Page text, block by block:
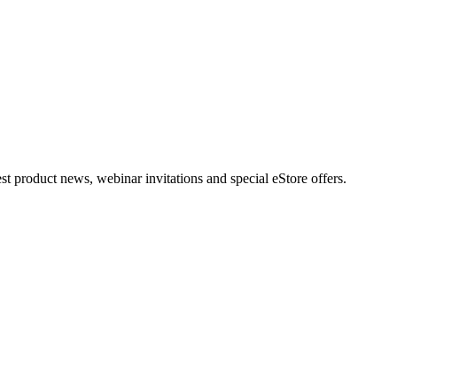
product news, webinar invitations and special eStore offers.